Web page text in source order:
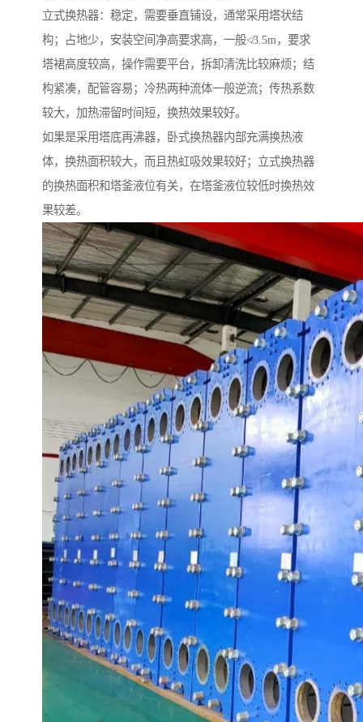
立式换热器：稳定，需要垂直铺设，通常采用塔状结
构；占地少，安装空间净高要求高，一般≮3.5m，要求
塔裙高度较高，操作需要平台，拆卸清洗比较麻烦；结
构紧凑，配管容易；冷热两种流体一般逆流；传热系数
较大，加热滞留时间短，换热效果较好。
如果是采用塔底再沸器，卧式换热器内部充满换热液
体，换热面积较大，而且热虹吸效果较好；立式换热器
的换热面积和塔釜液位有关，在塔釜液位较低时换热效
果较差。